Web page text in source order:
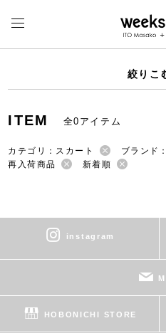
絞りこ
ITEM 全0アイテム
カテゴリ：スカート
ブランド
再入荷商品
新着順
instagram
HOBONICHI STORE